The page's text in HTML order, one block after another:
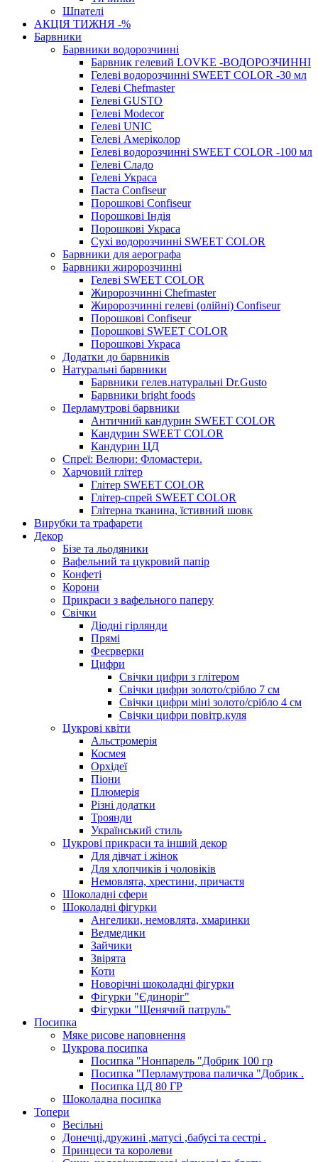
Шпателі
АКЦІЯ ТИЖНЯ -%
Барвники
Барвники водорозчинні
Барвник гелевий LOVKE -ВОДОРОЗЧИННІ
Гелеві водорозчинні SWEET COLOR -30 мл
Гелеві Chefmaster
Гелеві GUSTO
Гелеві Modecor
Гелеві UNIC
Гелеві Амеріколор
Гелеві водорозчинні SWEET COLOR -100 мл
Гелеві Сладо
Гелеві Украса
Паста Confiseur
Порошкові Confiseur
Порошкові Індія
Порошкові Украса
Сухі водорозчинні SWEET COLOR
Барвники для аерографа
Барвники жиророзчинні
Гелеві SWEET COLOR
Жиророзчинні Chefmaster
Жиророзчинні гелеві (олійні) Confiseur
Порошкові Confiseur
Порошкові SWEET COLOR
Порошкові Украса
Додатки до барвників
Натуральні барвники
Барвники гелев.натуральні Dr.Gusto
Барвники bright foods
Перламутрові барвники
Античний кандурин SWEET COLOR
Кандурин SWEET COLOR
Кандурин ЦД
Спреї: Велюри: Фломастери.
Харчовий глітер
Глітер SWEET COLOR
Глітер-спрей SWEET COLOR
Глітерна тканина, їстивний шовк
Вирубки та трафарети
Декор
Бізе та льодяники
Вафельний та цукровий папір
Конфеті
Корони
Прикраси з вафельного паперу
Свічки
Діодні гірлянди
Прямі
Феєрверки
Цифри
Свічки цифри з глітером
Свічки цифри золото/срібло 7 см
Свічки цифри міні золото/срібло 4 см
Свічки цифри повітр.куля
Цукрові квіти
Альстромерія
Космея
Орхідеї
Піони
Плюмерія
Різні додатки
Троянди
Український стиль
Цукрові прикраси та інший декор
Для дівчат і жінок
Для хлопчиків і чоловіків
Немовлята, хрестини, причастя
Шоколадні сфери
Шоколадні фігурки
Ангелики, немовлята, хмаринки
Ведмедики
Зайчики
Звірята
Коти
Новорічні шоколадні фігурки
Фігурки "Єдиноріг"
Фігурки "Щенячий патруль"
Посипка
Мяке рисове наповнення
Цукрова посипка
Посипка "Нонпарель "Добрик 100 гр
Посипка "Перламутрова паличка "Добрик .
Посипка ЦД 80 ГР
Шоколадна посипка
Топери
Весільні
Донечці,дружині ,матусі ,бабусі та сестрі .
Принцеси та королеви